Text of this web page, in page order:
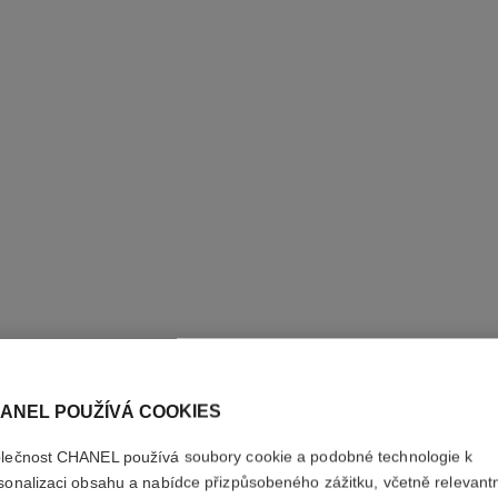
POUŽÍVÁ COOKIES
CHANEL používá soubory cookie a podobné technologie k
obsahu a nabídce přizpůsobeného zážitku, včetně